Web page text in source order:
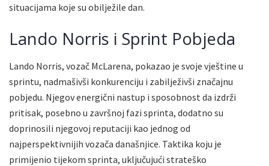
situacijama koje su obilježile dan.
Lando Norris i Sprint Pobjeda
Lando Norris, vozač McLarena, pokazao je svoje vještine u
sprintu, nadmašivši konkurenciju i zabilježivši značajnu
pobjedu. Njegov energični nastup i sposobnost da izdrži
pritisak, posebno u završnoj fazi sprinta, dodatno su
doprinosili njegovoj reputaciji kao jednog od
najperspektivnijih vozača današnjice. Taktika koju je
primijenio tijekom sprinta, uključujući strateško